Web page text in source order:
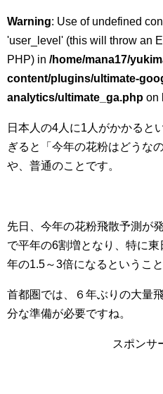
Warning: Use of undefined
'user_level' (this will throw an
PHP) in /home/mana17/
content/plugins/ultimate-
analytics/ultimate_ga.php on
日本人の4人に1人がかかると
ぎると「今年の花粉はどうな
や、普通のことです。
先日、今年の花粉飛散予測が
で平年の6割増となり、特に
年の1.5～3倍になるということ
首都圏では、６年ぶりの大量
分な準備が必要ですね。
スポンサ